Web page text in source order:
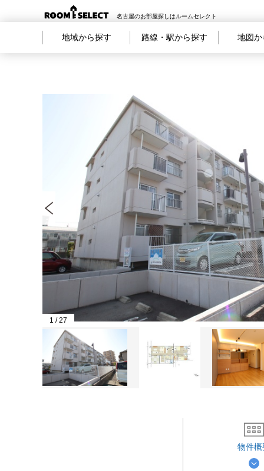
名古屋のお部屋探しはルームセレクト
地域から探す 路線・駅から探す 地図
1 /27
物件概